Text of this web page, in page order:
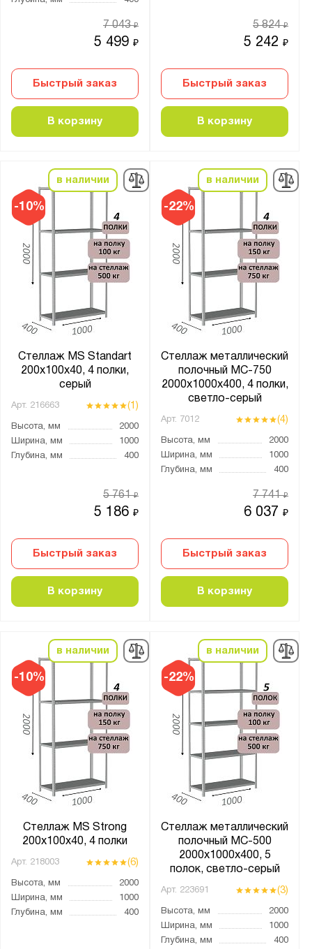
5 499₽
7 043₽
Быстрый заказ
В корзину
5 242₽
5 824₽
Быстрый заказ
В корзину
-10%
в наличии
Стеллаж MS Standart
200х100х40, 4 полки,
серый
Арт. 216663 (1)
Высота, мм
2000
Ширина, мм
1000
Глубина, мм
400
5 186₽
5 761₽
Быстрый заказ
В корзину
-22%
в наличии
Стеллаж металлический
полочный МС-750
2000х1000х400, 4 полки,
светло-серый
Арт. 7012 (4)
Высота, мм
2000
Ширина, мм
1000
Глубина, мм
400
6 037₽
7 741₽
Быстрый заказ
В корзину
-10%
в наличии
Стеллаж MS Strong
200х100х40, 4 полки
Арт. 218003 (6)
Высота, мм
2000
Ширина, мм
1000
Глубина, мм
400
-22%
в наличии
Стеллаж металлический
полочный МС-500
2000х1000х400, 5
полок, светло-серый
Арт. 223691 (3)
Высота, мм
2000
Ширина, мм
1000
Глубина, мм
400